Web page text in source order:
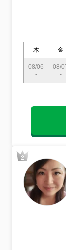
木 金
08/06
-
08/
-